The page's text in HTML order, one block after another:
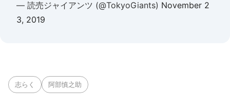
— 読売ジャイアンツ (@TokyoGiants) November 2
3, 2019
志らく 阿部慎之助